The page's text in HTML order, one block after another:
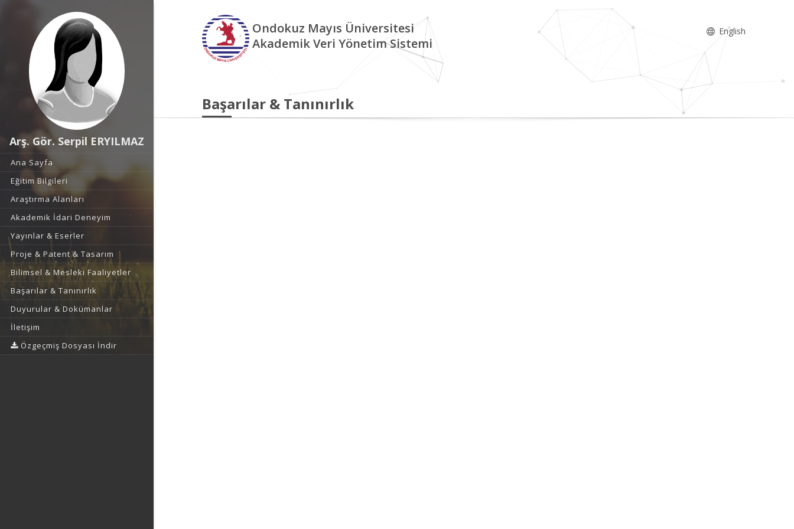
Arş. Gör. Serpil ERYILMAZ
Ana Sayfa
Eğitim Bilgileri
Araştırma Alanları
Akademik İdari Deneyim
Yayınlar & Eserler
Proje & Patent & Tasarım
Bilimsel & Mesleki Faaliyetler
Başarılar & Tanınırlık
Duyurular & Dokümanlar
İletişim
Özgeçmiş Dosyası İndir
Ondokuz Mayıs Üniversitesi
Akademik Veri Yönetim Sistemi
English
Başarılar & Tanınırlık